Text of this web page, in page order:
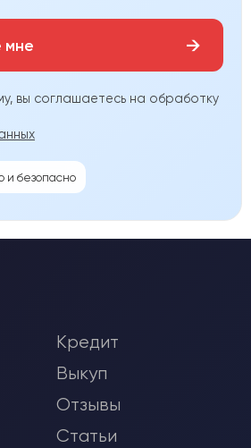
мне →
вы соглашаетесь на обработку
и безопасно
Кредит
Выкуп
Отзывы
Статьи